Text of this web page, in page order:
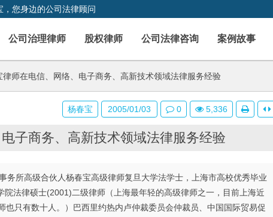
您身边的公司法律顾问
公司治理律师 股权律师 公司法律咨询 案例故事
律师在电信、网络、电子商务、高新技术领域法律服务经验
子商务、高新技术领域法律服务经验
务所高级合伙人杨春宝高级律师复旦大学法学士，上海市高校优秀毕业
法律硕士(2001)二级律师（上海最年轻的高级律师之一，目前上海近
只有数十人。）巴西里约热内卢仲裁委员会仲裁员、中国国际贸易促
杨春宝 2005/01/03 0 5,336